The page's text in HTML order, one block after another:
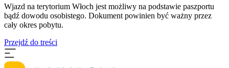
Wjazd na terytorium Włoch jest możliwy na podstawie paszportu
bądź dowodu osobistego. Dokument powinien być ważny przez
cały okres pobytu.
Przejdź do treści